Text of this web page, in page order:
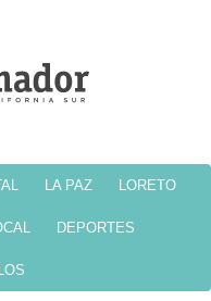
LA PAZ LORETO
DEPORTES